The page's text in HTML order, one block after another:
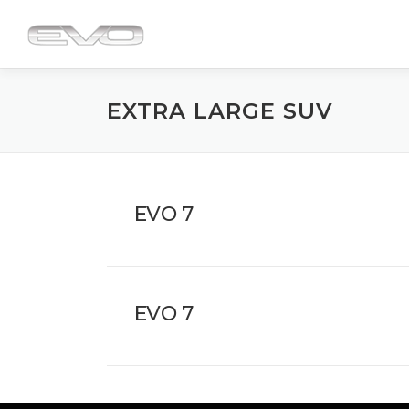
contenuto
EXTRA LARGE SUV
EVO 7
EVO 7